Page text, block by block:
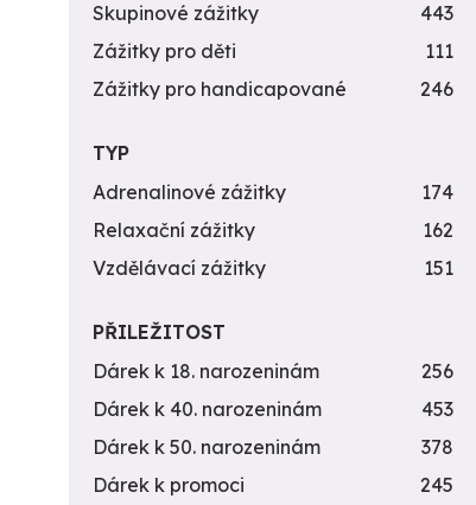
Skupinové zážitky
443
Zážitky pro děti
111
Zážitky pro handicapované
246
TYP
Adrenalinové zážitky
174
Relaxační zážitky
162
Vzdělávací zážitky
151
PŘILEŽITOST
Dárek k 18. narozeninám
256
Dárek k 40. narozeninám
453
Dárek k 50. narozeninám
378
Dárek k promoci
245